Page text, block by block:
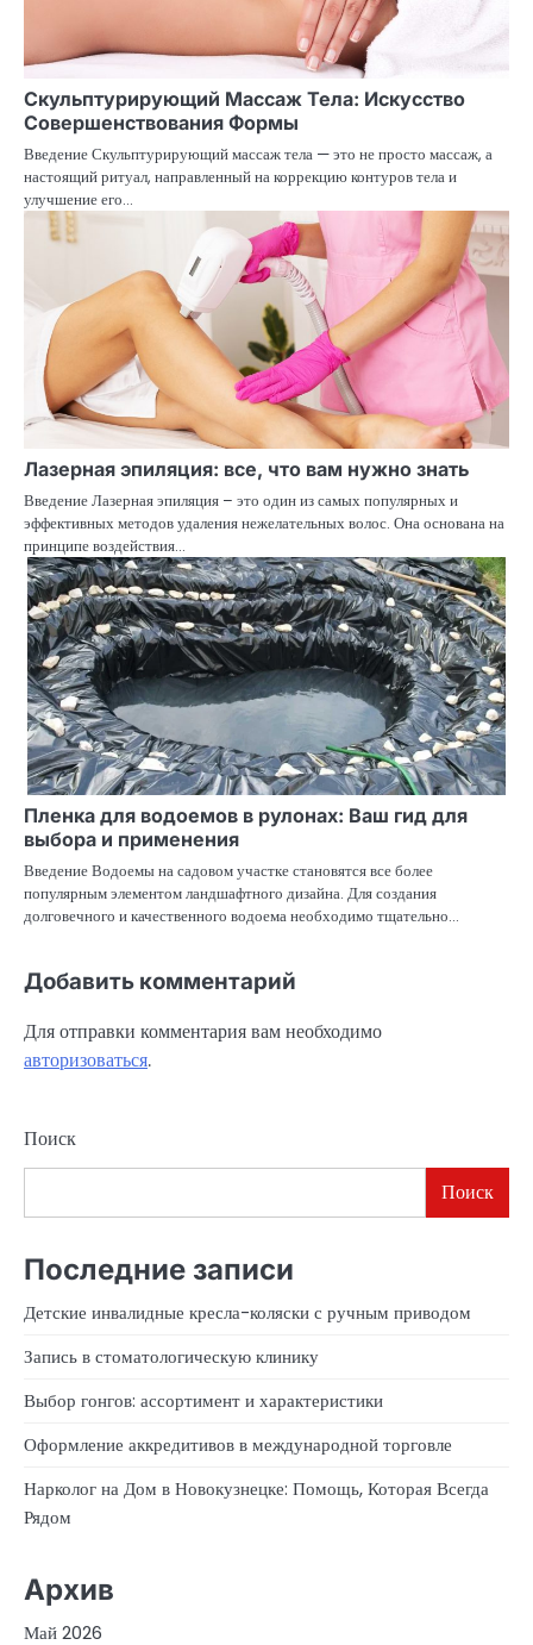
Скульптурирующий Массаж Тела: Искусство
Совершенствования Формы
Введение Скульптурирующий массаж тела — это не просто массаж, а
настоящий ритуал, направленный на коррекцию контуров тела и
улучшение его…
Лазерная эпиляция: все, что вам нужно знать
Введение Лазерная эпиляция – это один из самых популярных и
эффективных методов удаления нежелательных волос. Она основана на
принципе воздействия…
Пленка для водоемов в рулонах: Ваш гид для
выбора и применения
Введение Водоемы на садовом участке становятся все более
популярным элементом ландшафтного дизайна. Для создания
долговечного и качественного водоема необходимо тщательно…
Добавить комментарий
Для отправки комментария вам необходимо
авторизоваться.
Поиск
Поиск
Последние записи
Детские инвалидные кресла-коляски с ручным приводом
Запись в стоматологическую клинику
Выбор гонгов: ассортимент и характеристики
Оформление аккредитивов в международной торговле
Нарколог на Дом в Новокузнецке: Помощь, Которая Всегда
Рядом
Архив
Май 2026